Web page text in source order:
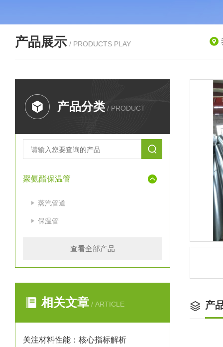
产品展示 / PRODUCTS PLAY
产品分类 / PRODUCT
聚氨酯保温管
蒸汽管道
保温管
查看全部产品
相关文章 / ARTICLE
关注材料性能：核心指标解析
产